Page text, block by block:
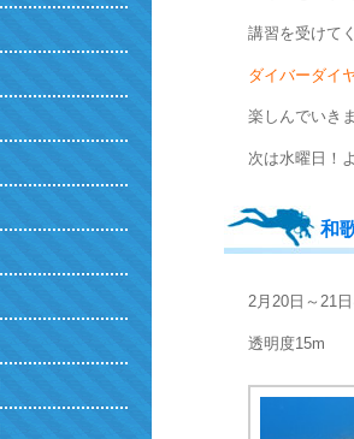
講習を受けて
ダイバーダイ
楽しんでいき
次は水曜日！
和
2月20日～21
透明度15m